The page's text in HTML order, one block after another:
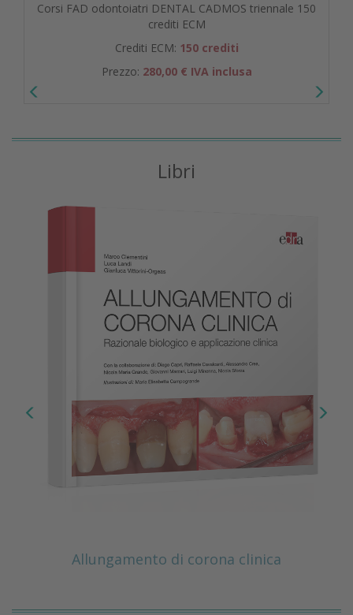
Corsi FAD odontoiatri DENTAL CADMOS triennale 150
crediti ECM
Crediti ECM: 150 crediti
Prezzo: 280,00 € IVA inclusa
Libri
Allungamento di corona clinica